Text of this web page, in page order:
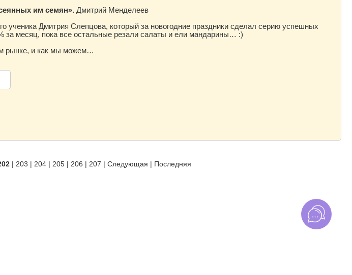
им семян». Дмитрий Менделеев
ученика Дмитрия Слепцова, который за новогодние праздники сделал серию успешных
за месяц, пока все остальные резали салаты и ели мандарины… :)
рынке, и как мы можем…
| 203 | 204 | 205 | 206 | 207 | Следующая | Последняя